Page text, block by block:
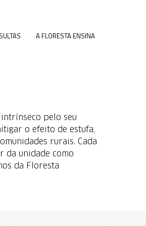
A FLORESTA ENSINA
pelo seu
o efeito de estufa,
rurais. Cada
da unidade como
da Floresta